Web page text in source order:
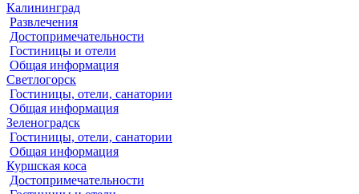
Калининград
Развлечения
Достопримечательности
Гостиницы и отели
Общая информация
Светлогорск
Гостиницы, отели, санатории
Общая информация
Зеленоградск
Гостиницы, отели, санатории
Общая информация
Куршская коса
Достопримечательности